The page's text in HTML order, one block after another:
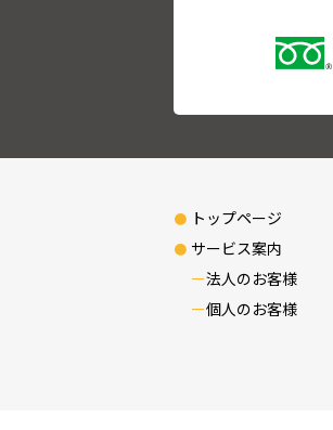
トップページ
サービス案内
法人のお客様
個人のお客様